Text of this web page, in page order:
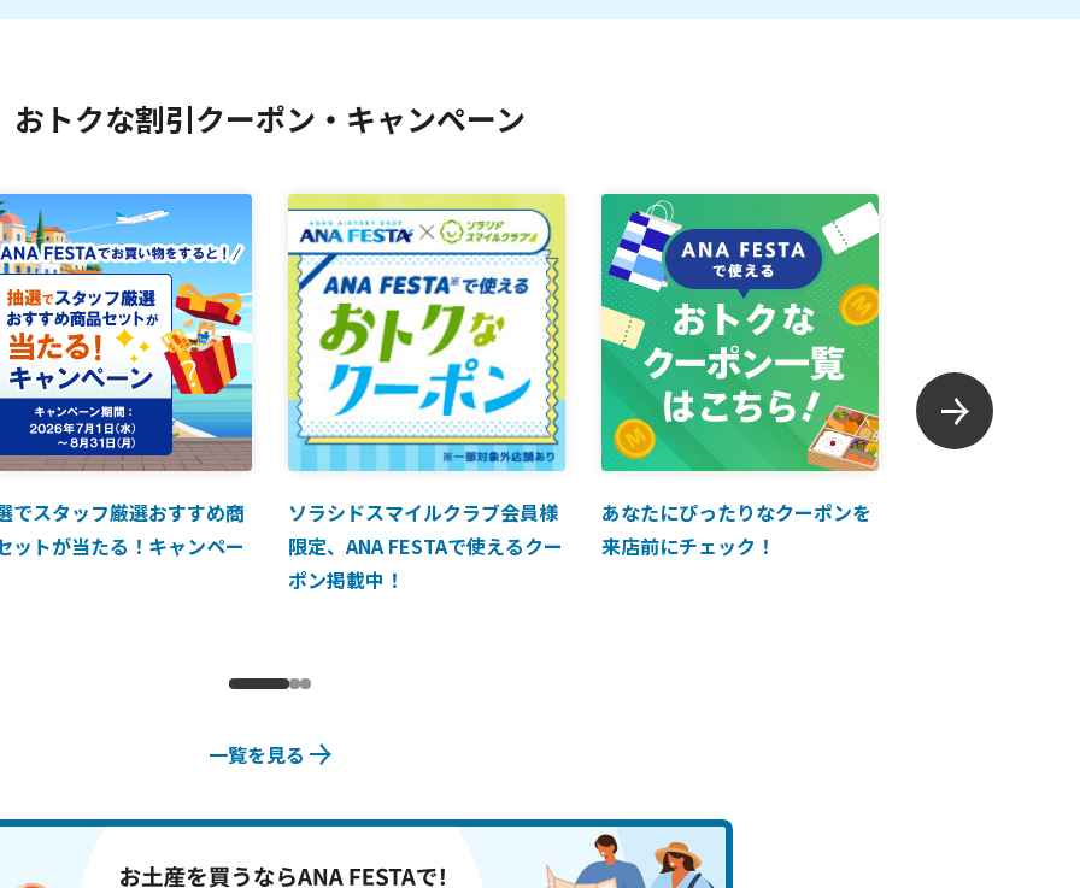
おトクな割引クーポン・キャンペーン
でスタッフ厳選おすすめ商
ットが当たる！キャンペー
ソラシドスマイルクラブ会員様
限定、ANA FESTAで使えるクー
ポン掲載中！
あなたにぴったりなクーポンを
来店前にチェック！
一覧を見る